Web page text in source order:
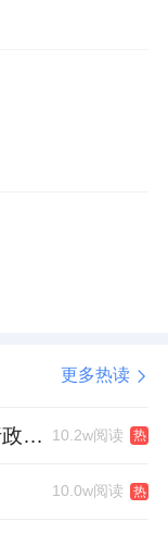
更多热读
恒隆集团委任56岁蔡德粦为行政总裁、年薪2052万港元，曾任星巴克中国CEO 10.2w阅读 热
10.0w阅读 热